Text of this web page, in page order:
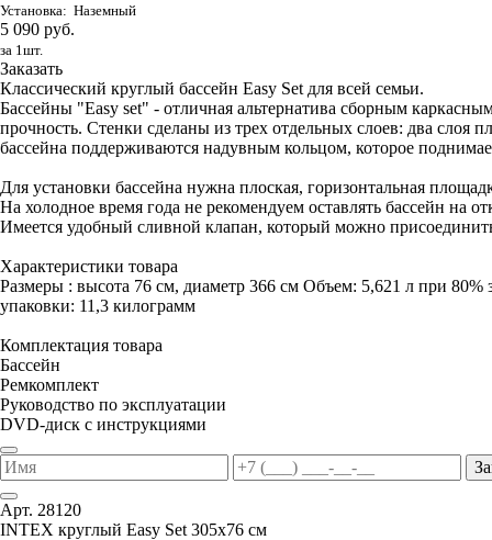
Установка: Наземный
5 090 руб.
за 1шт.
Заказать
Классический круглый бассейн Easy Set для всей семьи.
Бассейны "Easy set" - отличная альтернатива сборным
прочность. Стенки сделаны из трех отдельных слоев: два
бассейна поддерживаются надувным кольцом, которое
Для установки бассейна нужна плоская, горизонтальная
На холодное время года не рекомендуем оставлять бассейн на
Имеется удобный сливной клапан, который можно
Характеристики товара
Размеры : высота 76 см, диаметр 366 см Объем: 5,621 л при
упаковки: 11,3 килограмм
Комплектация товара
Бассейн
Ремкомплект
Руководство по эксплуатации
DVD-диск с инструкциями
Арт. 28120
INTEX круглый Easy Set 305х76 см